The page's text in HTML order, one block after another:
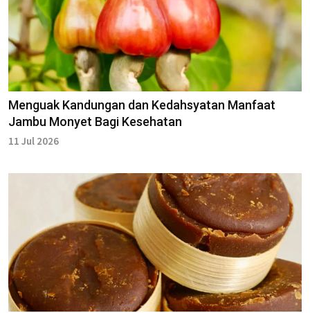
Menguak Kandungan dan Kedahsyatan Manfaat
Jambu Monyet Bagi Kesehatan
11 Jul 2026